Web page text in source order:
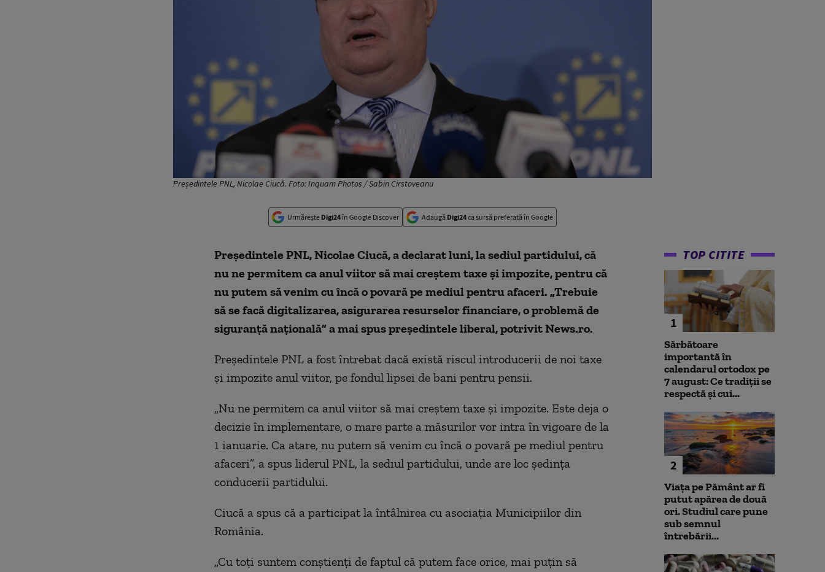
Preşedintele PNL, Nicolae Ciucă. Foto: Inquam Photos / Sabin Cirstoveanu
Urmărește Digi24în Google Discover Adaugă Digi24ca sursă preferată în Google
Preşedintele PNL, Nicolae Ciucă, a declarat luni, la sediul partidului, că
nu ne permitem ca anul viitor să mai creştem taxe şi impozite, pentru că
nu putem să venim cu încă o povară pe mediul pentru afaceri. „Trebuie
să se facă digitalizarea, asigurarea resurselor financiare, o problemă de
siguranţă naţională” a mai spus preşedintele liberal, potrivit News.ro.
Preşedintele PNL a fost întrebat dacă există riscul introducerii de noi taxe
şi impozite anul viitor, pe fondul lipsei de bani pentru pensii.
„Nu ne permitem ca anul viitor să mai creştem taxe şi impozite. Este deja o
decizie în implementare, o mare parte a măsurilor vor intra în vigoare de la
1 ianuarie. Ca atare, nu putem să venim cu încă o povară pe mediul pentru
afaceri”, a spus liderul PNL, la sediul partidului, unde are loc şedinţa
conducerii partidului.
Ciucă a spus că a participat la întâlnirea cu asociaţia Municipiilor din
România.
„Cu toţi suntem conştienţi de faptul că putem face orice, mai puţin să
TOP CITITE
1
Sărbătoare
importantă în
calendarul ortodox pe
7 august: Ce tradiții se
respectă și cui...
2
Viața pe Pământ ar fi
putut apărea de două
ori. Studiul care pune
sub semnul
întrebării...